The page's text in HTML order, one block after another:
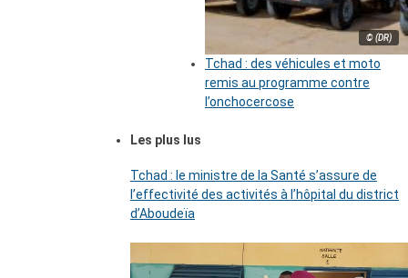
© (DR)
Tchad : des véhicules et moto
remis au programme contre
l’onchocercose
Les plus lus
Tchad : le ministre de la Santé s’assure de
l’effectivité des activités à l’hôpital du district
d’Aboudeïa